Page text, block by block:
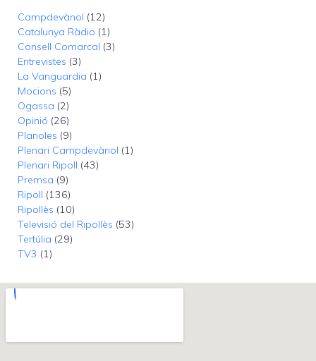
Campdevànol (12)
Catalunya Ràdio (1)
Consell Comarcal (3)
Entrevistes (3)
La Vanguardia (1)
Mocions (5)
Ogassa (2)
Opinió (26)
Planoles (9)
Plenari Campdevànol (1)
Plenari Ripoll (43)
Premsa (9)
Ripoll (136)
Ripollès (10)
Televisió del Ripollès (53)
Tertúlia (29)
TV3 (1)